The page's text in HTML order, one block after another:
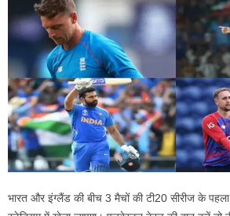
भारत और इंग्लैंड की बीच 3 मैचों की टी20 सीरीज के